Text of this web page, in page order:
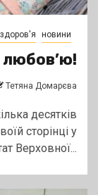
здоров'я новини
любов’ю!
Тетяна Домарєва
десятків
сторінці у
Верховної...